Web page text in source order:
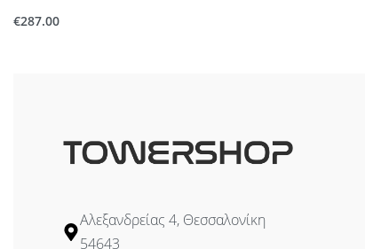
€287.00
Αλεξανδρείας 4, Θεσσαλονίκη
54643